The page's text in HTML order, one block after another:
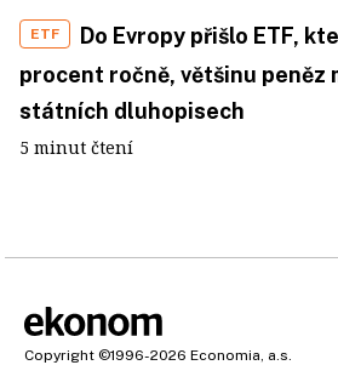
ETF
Do Evropy přišlo ETF,
procent ročně, většinu peněz
státních dluhopisech
5 minut čtení
Copyright ©1996-2026 Economia, a.s.